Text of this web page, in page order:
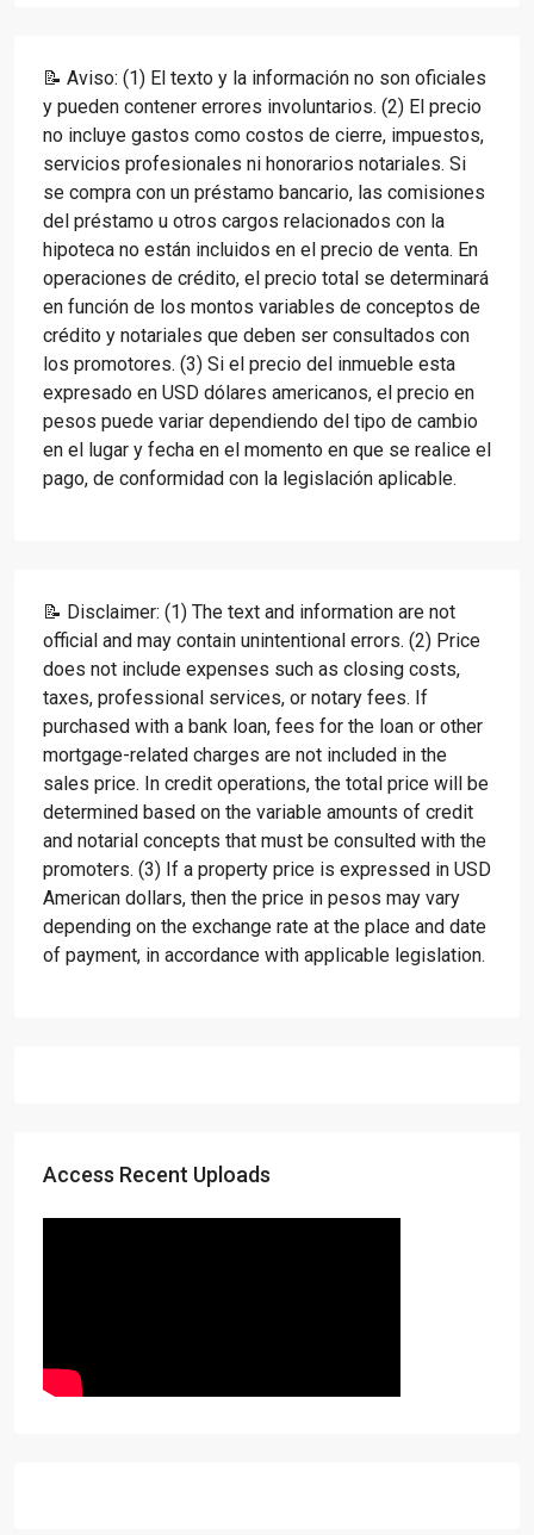
📝 Aviso: (1) El texto y la información no son oficiales
y pueden contener errores involuntarios. (2) El precio
no incluye gastos como costos de cierre, impuestos,
servicios profesionales ni honorarios notariales. Si
se compra con un préstamo bancario, las comisiones
del préstamo u otros cargos relacionados con la
hipoteca no están incluidos en el precio de venta. En
operaciones de crédito, el precio total se determinará
en función de los montos variables de conceptos de
crédito y notariales que deben ser consultados con
los promotores. (3) Si el precio del inmueble esta
expresado en USD dólares americanos, el precio en
pesos puede variar dependiendo del tipo de cambio
en el lugar y fecha en el momento en que se realice el
pago, de conformidad con la legislación aplicable.
📝 Disclaimer: (1) The text and information are not
official and may contain unintentional errors. (2) Price
does not include expenses such as closing costs,
taxes, professional services, or notary fees. If
purchased with a bank loan, fees for the loan or other
mortgage-related charges are not included in the
sales price. In credit operations, the total price will be
determined based on the variable amounts of credit
and notarial concepts that must be consulted with the
promoters. (3) If a property price is expressed in USD
American dollars, then the price in pesos may vary
depending on the exchange rate at the place and date
of payment, in accordance with applicable legislation.
Access Recent Uploads